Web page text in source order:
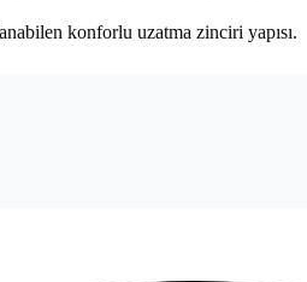
konforlu uzatma zinciri yapısı.